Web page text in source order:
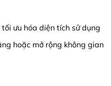
ưu hóa diện tích sử dụng
hoặc mở rộng không gian